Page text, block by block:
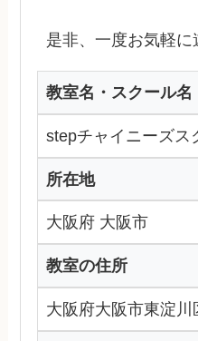
是非、一度お気軽に
教室名・スクール名
stepチャイニーズス
所在地
大阪府 大阪市
教室の住所
大阪府大阪市東淀